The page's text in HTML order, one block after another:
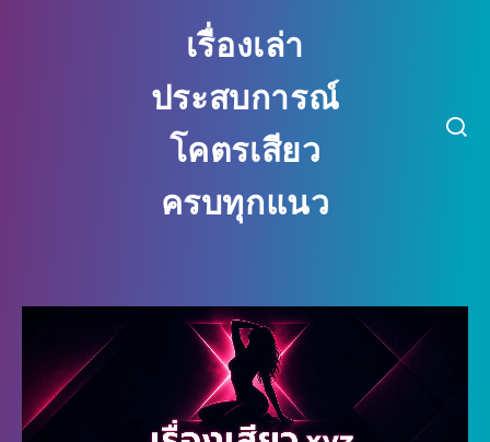
เรื่องเล่า
ประสบการณ์
โคตรเสียว
ครบทุกแนว